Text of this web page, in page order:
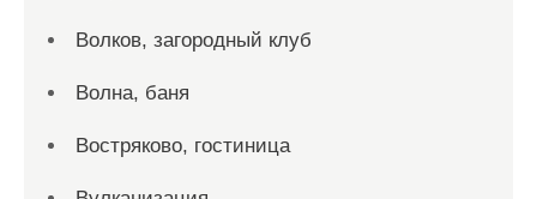
Волков, загородный клуб
Волна, баня
Востряково, гостиница